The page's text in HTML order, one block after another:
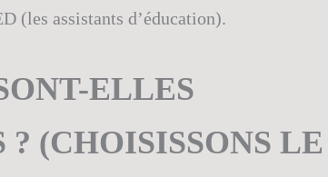
(les assistants d’éducation).
ELLES
? (CHOISISSONS LE